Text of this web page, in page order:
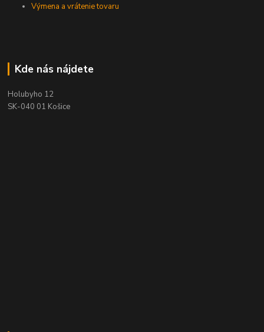
Výmena a vrátenie tovaru
Kde nás nájdete
Holubyho 12
SK-040 01 Košice